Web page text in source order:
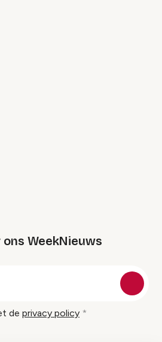
WeekNieuws
de privacy policy